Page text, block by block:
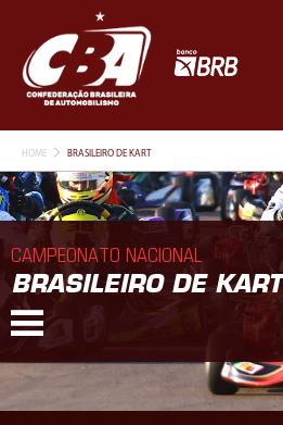
HOME BRASILEIRO DE KART
CAMPEONATO NACIONAL
BRASILEIRO DE KART